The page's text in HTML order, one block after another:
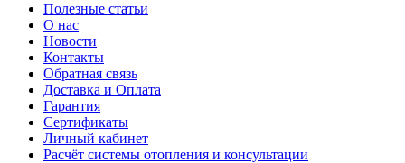
Полезные статьи
О нас
Новости
Контакты
Обратная связь
Доставка и Оплата
Гарантия
Сертификаты
Личный кабинет
Расчёт системы отопления и консультации